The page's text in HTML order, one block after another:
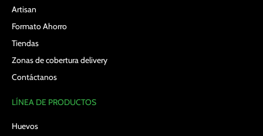
Artisan
Formato Ahorro
Tiendas
Zonas de cobertura delivery
Contáctanos
LÍNEA DE PRODUCTOS
Huevos